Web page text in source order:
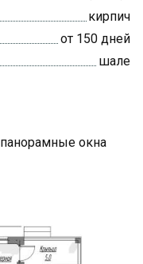
кирпич
от 150 дней
шале
панорамные окна